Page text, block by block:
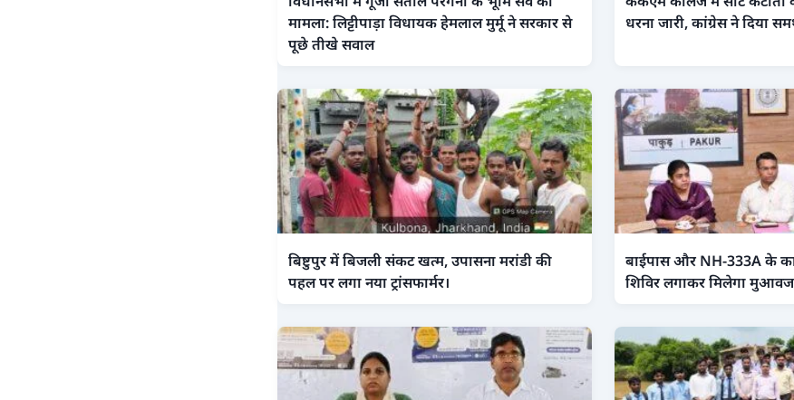
मामला: लिट्टीपाड़ा विधायक हेमलाल मुर्मू ने सरकार से
पूछे तीखे सवाल
धरना जारी, कांग्रेस ने दिया
बिष्टुपुर में बिजली संकट खत्म, उपासना मरांडी की
पहल पर लगा नया ट्रांसफार्मर।
बाईपास और NH-333A के
शिविर लगाकर मिलेगा